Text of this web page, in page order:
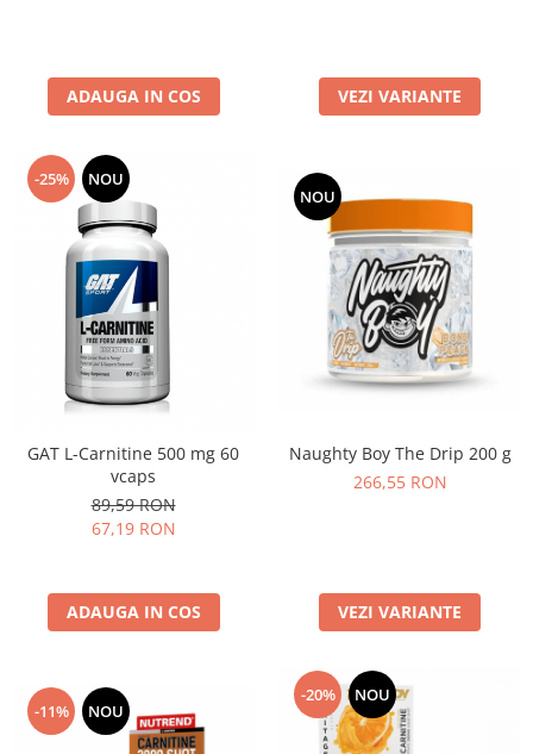
ADAUGA IN COS VEZI VARIANTE
-25% NOU
GAT L-Carnitine 500 mg 60
vcaps
89,59 RON
67,19 RON
ADAUGA IN COS
NOU
Naughty Boy The Drip 200 g
266,55 RON
VEZI VARIANTE
-11% NOU
-20% NOU